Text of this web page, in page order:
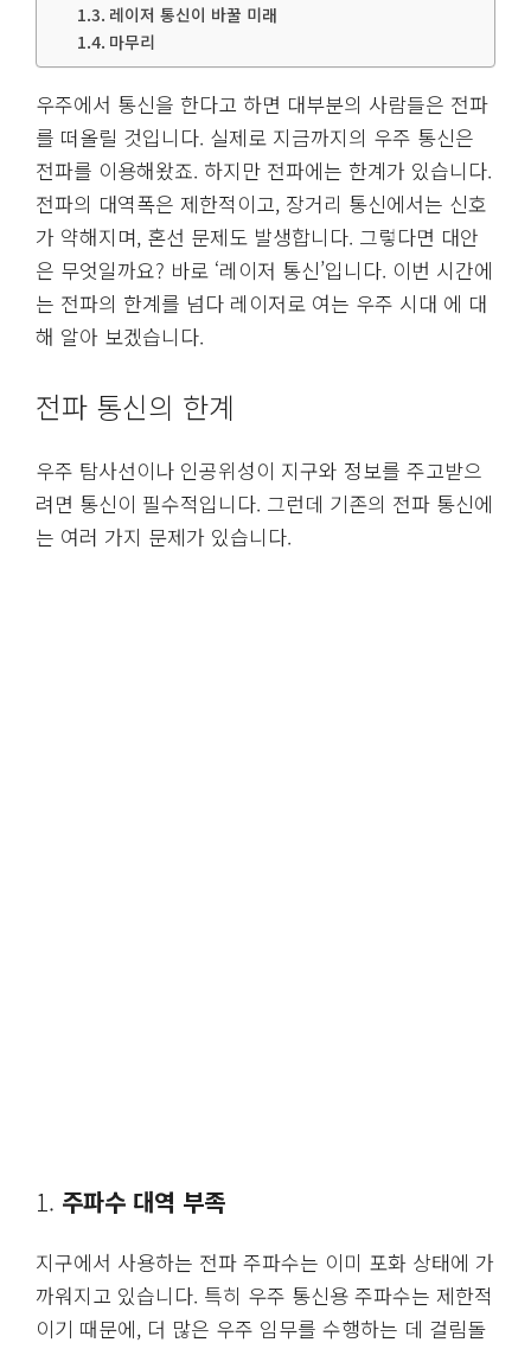
레이저 통신이 바꿀 미래
마무리
우주에서 통신을 한다고 하면 대부분의 사람들은 전파
를 떠올릴 것입니다. 실제로 지금까지의 우주 통신은
전파를 이용해왔죠. 하지만 전파에는 한계가 있습니다.
전파의 대역폭은 제한적이고, 장거리 통신에서는 신호
가 약해지며, 혼선 문제도 발생합니다. 그렇다면 대안
은 무엇일까요? 바로 ‘레이저 통신’입니다. 이번 시간에
는 전파의 한계를 넘다 레이저로 여는 우주 시대 에 대
해 알아 보겠습니다.
전파 통신의 한계
우주 탐사선이나 인공위성이 지구와 정보를 주고받으
려면 통신이 필수적입니다. 그런데 기존의 전파 통신에
는 여러 가지 문제가 있습니다.
1. 주파수 대역 부족
지구에서 사용하는 전파 주파수는 이미 포화 상태에 가
까워지고 있습니다. 특히 우주 통신용 주파수는 제한적
이기 때문에, 더 많은 우주 임무를 수행하는 데 걸림돌